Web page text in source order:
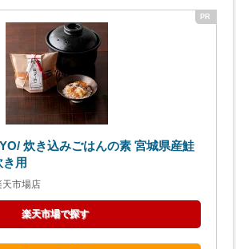
炊き込みごはんの素 宮城県産鮭
用
天市場店
楽天市場で探す